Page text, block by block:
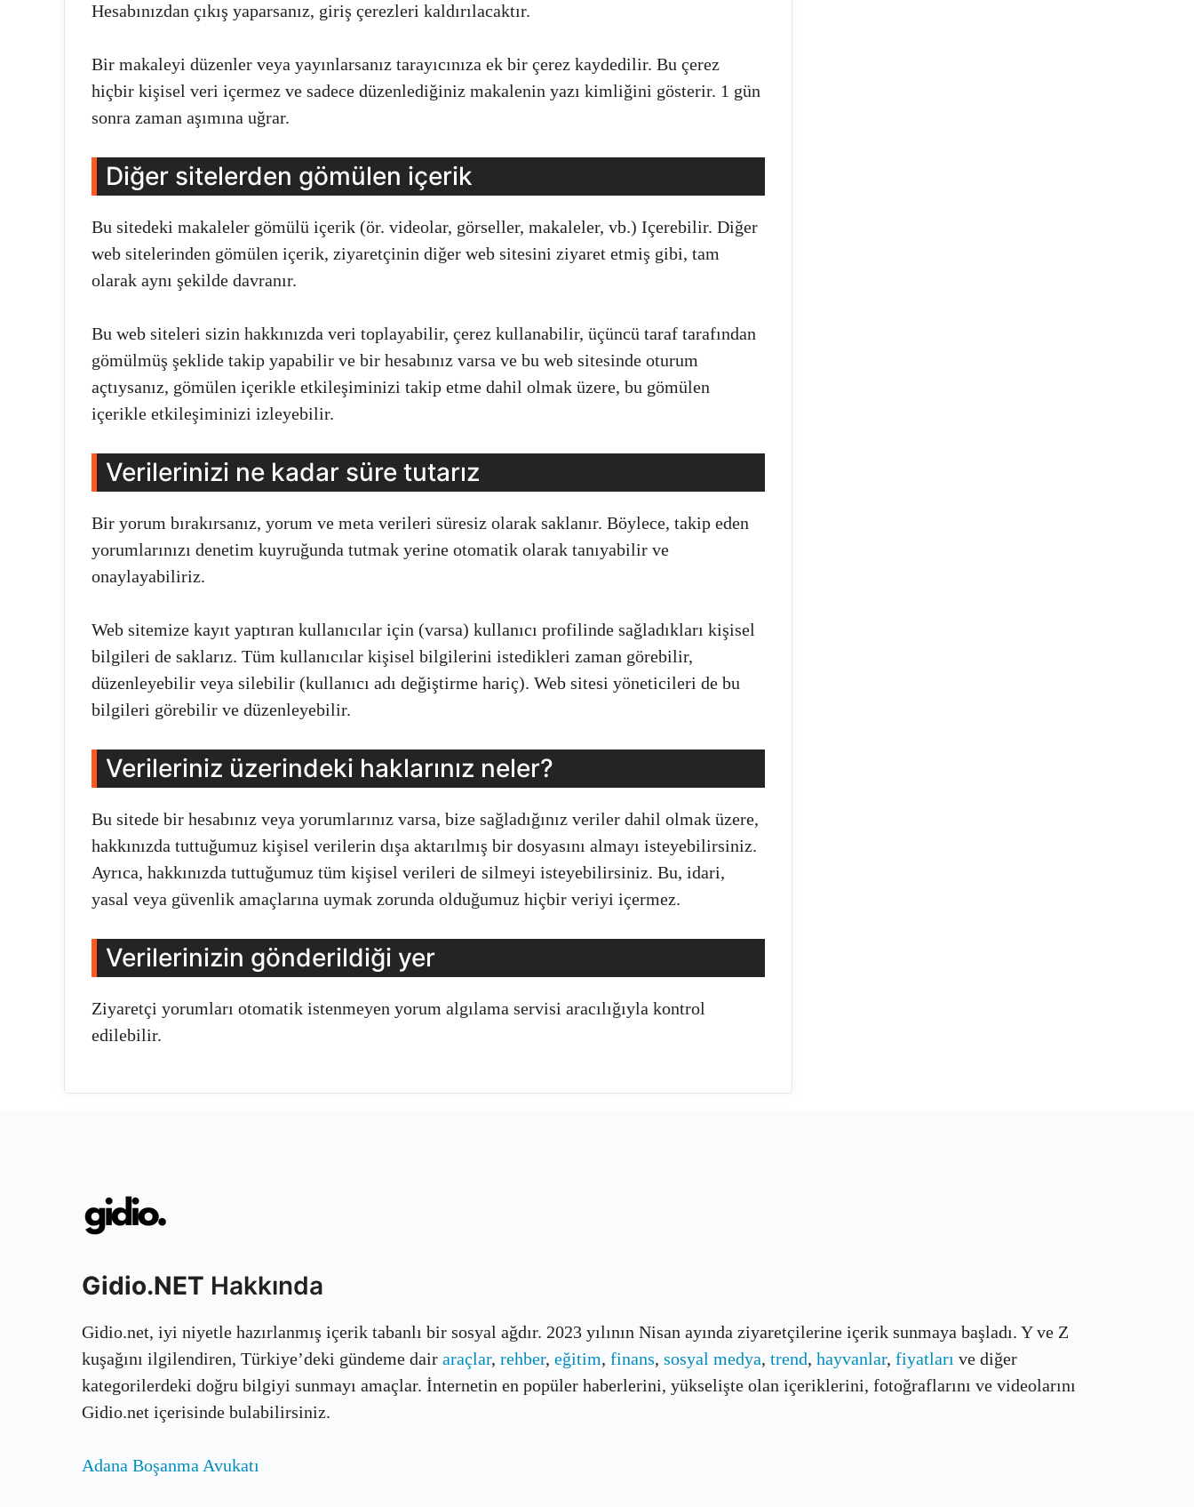
Hesabınızdan çıkış yaparsanız, giriş çerezleri kaldırılacaktır.
Bir makaleyi düzenler veya yayınlarsanız tarayıcınıza ek bir çerez kaydedilir. Bu çerez
hiçbir kişisel veri içermez ve sadece düzenlediğiniz makalenin yazı kimliğini gösterir. 1 gün
sonra zaman aşımına uğrar.
Diğer sitelerden gömülen içerik
Bu sitedeki makaleler gömülü içerik (ör. videolar, görseller, makaleler, vb.) Içerebilir. Diğer
web sitelerinden gömülen içerik, ziyaretçinin diğer web sitesini ziyaret etmiş gibi, tam
olarak aynı şekilde davranır.
Bu web siteleri sizin hakkınızda veri toplayabilir, çerez kullanabilir, üçüncü taraf tarafından
gömülmüş şeklide takip yapabilir ve bir hesabınız varsa ve bu web sitesinde oturum
açtıysanız, gömülen içerikle etkileşiminizi takip etme dahil olmak üzere, bu gömülen
içerikle etkileşiminizi izleyebilir.
Verilerinizi ne kadar süre tutarız
Bir yorum bırakırsanız, yorum ve meta verileri süresiz olarak saklanır. Böylece, takip eden
yorumlarınızı denetim kuyruğunda tutmak yerine otomatik olarak tanıyabilir ve
onaylayabiliriz.
Web sitemize kayıt yaptıran kullanıcılar için (varsa) kullanıcı profilinde sağladıkları kişisel
bilgileri de saklarız. Tüm kullanıcılar kişisel bilgilerini istedikleri zaman görebilir,
düzenleyebilir veya silebilir (kullanıcı adı değiştirme hariç). Web sitesi yöneticileri de bu
bilgileri görebilir ve düzenleyebilir.
Verileriniz üzerindeki haklarınız neler?
Bu sitede bir hesabınız veya yorumlarınız varsa, bize sağladığınız veriler dahil olmak üzere,
hakkınızda tuttuğumuz kişisel verilerin dışa aktarılmış bir dosyasını almayı isteyebilirsiniz.
Ayrıca, hakkınızda tuttuğumuz tüm kişisel verileri de silmeyi isteyebilirsiniz. Bu, idari,
yasal veya güvenlik amaçlarına uymak zorunda olduğumuz hiçbir veriyi içermez.
Verilerinizin gönderildiği yer
Ziyaretçi yorumları otomatik istenmeyen yorum algılama servisi aracılığıyla kontrol
edilebilir.
Gidio.NET Hakkında
Gidio.net, iyi niyetle hazırlanmış içerik tabanlı bir sosyal ağdır. 2023 yılının Nisan ayında ziyaretçilerine içerik sunmaya başladı. Y ve Z
kuşağını ilgilendiren, Türkiye’deki gündeme dair araçlar, rehber, eğitim, finans, sosyal medya, trend, hayvanlar, fiyatları ve diğer
kategorilerdeki doğru bilgiyi sunmayı amaçlar. İnternetin en popüler haberlerini, yükselişte olan içeriklerini, fotoğraflarını ve videolarını
Gidio.net içerisinde bulabilirsiniz.
Adana Boşanma Avukatı